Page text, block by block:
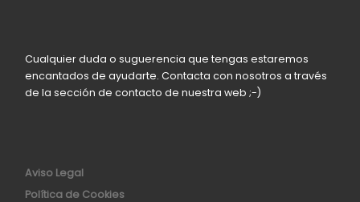
Cualquier duda o suguerencia que tengas estaremos
encantados de ayudarte. Contacta con nosotros a través
de la sección de contacto de nuestra web ;-)
Aviso Legal
Política de Cookies